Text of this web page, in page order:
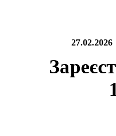
27.02.2026